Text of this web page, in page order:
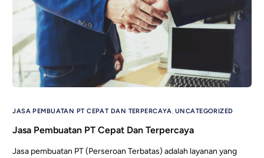
JASA PEMBUATAN PT CEPAT DAN TERPERCAYA, UNCATEGORIZED
Jasa Pembuatan PT Cepat Dan Terpercaya
Jasa pembuatan PT (Perseroan Terbatas) adalah layanan yang